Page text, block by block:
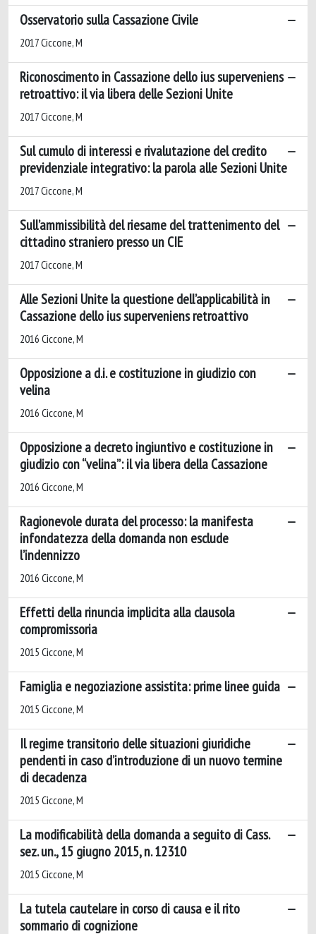
Osservatorio sulla Cassazione Civile
2017 Ciccone, M
Riconoscimento in Cassazione dello ius superveniens
retroattivo: il via libera delle Sezioni Unite
2017 Ciccone, M
Sul cumulo di interessi e rivalutazione del credito
previdenziale integrativo: la parola alle Sezioni Unite
2017 Ciccone, M
Sull’ammissibilità del riesame del trattenimento del
cittadino straniero presso un CIE
2017 Ciccone, M
Alle Sezioni Unite la questione dell’applicabilità in
Cassazione dello ius superveniens retroattivo
2016 Ciccone, M
Opposizione a d.i. e costituzione in giudizio con
velina
2016 Ciccone, M
Opposizione a decreto ingiuntivo e costituzione in
giudizio con “velina”: il via libera della Cassazione
2016 Ciccone, M
Ragionevole durata del processo: la manifesta
infondatezza della domanda non esclude
l’indennizzo
2016 Ciccone, M
Effetti della rinuncia implicita alla clausola
compromissoria
2015 Ciccone, M
Famiglia e negoziazione assistita: prime linee guida
2015 Ciccone, M
Il regime transitorio delle situazioni giuridiche
pendenti in caso d’introduzione di un nuovo termine
di decadenza
2015 Ciccone, M
La modificabilità della domanda a seguito di Cass.
sez. un., 15 giugno 2015, n. 12310
2015 Ciccone, M
La tutela cautelare in corso di causa e il rito
sommario di cognizione